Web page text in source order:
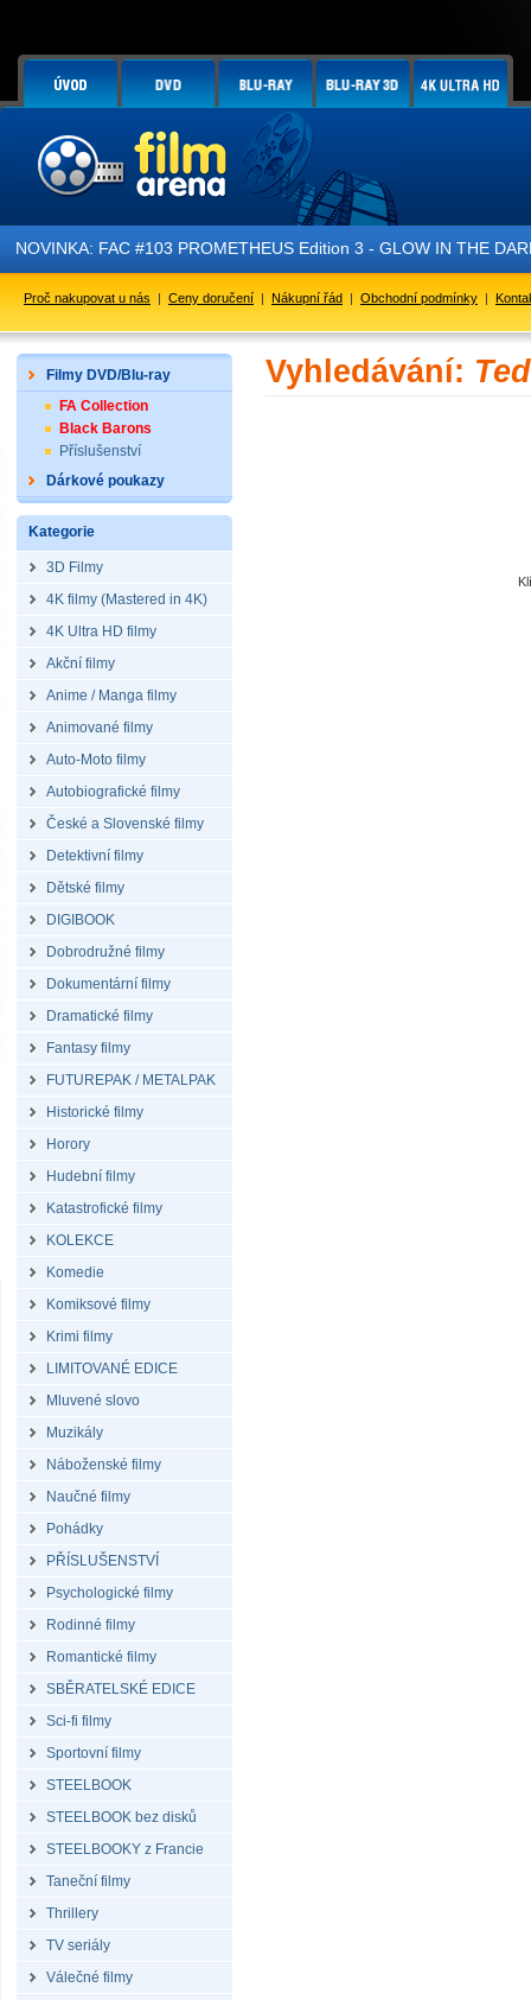
NOVINKA: FAC #103 PROMETHEUS Edition 3 - GLOW IN THE
Proč nakupovat u nás | Ceny doručení | Nákupní řád | Obchodní podmínky |
Filmy DVD/Blu-ray
FA Collection
Black Barons
Příslušenství
Dárkové poukazy
Kategorie
3D Filmy
4K filmy (Mastered in 4K)
4K Ultra HD filmy
Akční filmy
Anime / Manga filmy
Animované filmy
Auto-Moto filmy
Autobiografické filmy
České a Slovenské filmy
Detektivní filmy
Dětské filmy
DIGIBOOK
Dobrodružné filmy
Dokumentární filmy
Dramatické filmy
Fantasy filmy
FUTUREPAK / METALPAK
Historické filmy
Horory
Hudební filmy
Katastrofické filmy
KOLEKCE
Komedie
Komiksové filmy
Krimi filmy
LIMITOVANÉ EDICE
Mluvené slovo
Muzikály
Náboženské filmy
Naučné filmy
Pohádky
PŘÍSLUŠENSTVÍ
Psychologické filmy
Rodinné filmy
Romantické filmy
SBĚRATELSKÉ EDICE
Sci-fi filmy
Sportovní filmy
STEELBOOK
STEELBOOK bez disků
STEELBOOKY z Francie
Taneční filmy
Thrillery
TV seriály
Válečné filmy
Vyhledávání: